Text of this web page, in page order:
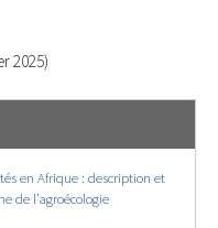
2025)
en Afrique : description et
de l’agroécologie